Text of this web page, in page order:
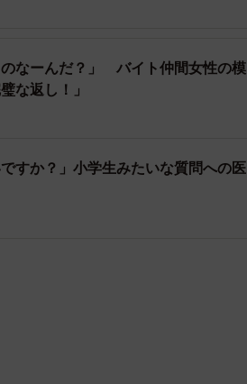
なーんだ？」 バイト仲間女性の模
な返し！」
すか？」小学生みたいな質問への医